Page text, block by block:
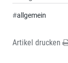
#allgemein
Artikel drucken